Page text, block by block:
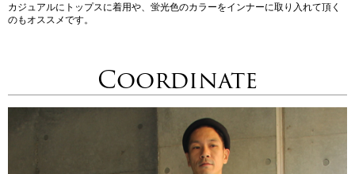
カジュアルにトップスに着用や、蛍光色のカラーをインナーに取り入れて頂く
のもオススメです。
Coordinate